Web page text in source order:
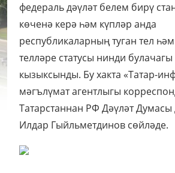
федераль дәүләт белем бирү
көченә керә һәм күпләр анда
республикаларның туган тел
телләре статусы нинди
кызыксынды. Бу хакта «Татар-
мәгълүмат агентлыгы
Татарстаннан РФ Дәүләт Думасы
Илдар Гыйльметдинов сөйләде.